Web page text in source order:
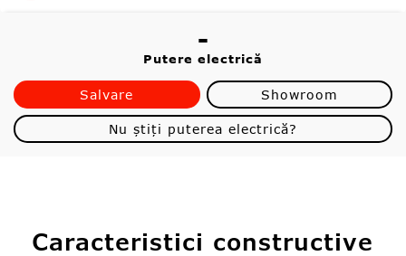
-
Putere electrică
Salvare Showroom
Nu știți puterea electrică?
Caracteristici constructive